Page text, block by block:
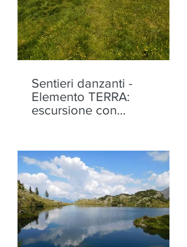
Sentieri danzanti -
Elemento TERRA:
escursione con